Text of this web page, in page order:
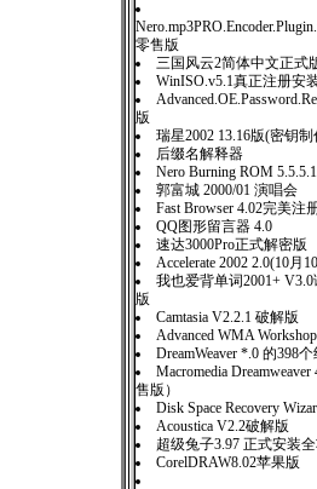
零售版
三国风云2简体中文正式
WinISO.v5.1真正注册安
版
瑞星2002 13.16版(密钥
后缀名解释器
Nero Burning ROM
郭富城 2000/01 演唱会
Fast Browser 4.02完美注
QQ图形留言器 4.0
速达3000Pro正式解密版
Accelerate 2002 2.0(10月
我也爱背单词2001+
版
Camtasia V2.2.1 破解版
Advanced WMA
DreamWeaver *.0 的398
Macromedia
售版）
Disk Space Recovery
Acoustica V2.2破解版
超级兔子3.97 正式安装
CorelDRAW8.02苹果版